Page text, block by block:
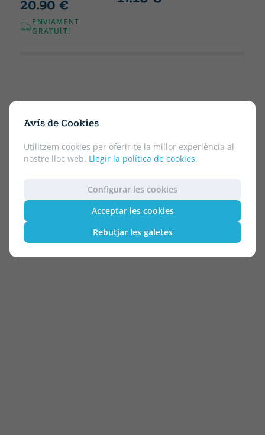
Avís de Cookies
Utilitzem cookies per oferir-te la millor experiència al
nostre lloc web. Llegir la política de cookies.
Configurar les cookies
Acceptar les cookies
Rebutjar les galetes
20.90 €
ENVIAMENT
GRATUÏT!